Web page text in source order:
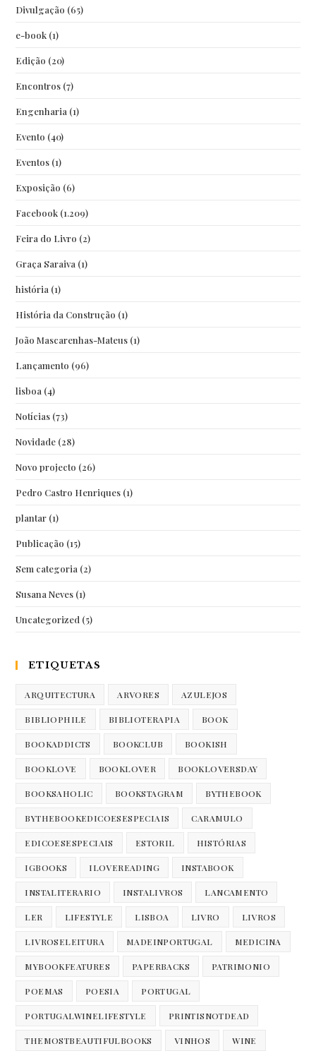
Divulgação (65)
e-book (1)
Edição (20)
Encontros (7)
Engenharia (1)
Evento (40)
Eventos (1)
Exposição (6)
Facebook (1.209)
Feira do Livro (2)
Graça Saraiva (1)
história (1)
História da Construção (1)
João Mascarenhas-Mateus (1)
Lançamento (96)
lisboa (4)
Notícias (73)
Novidade (28)
Novo projecto (26)
Pedro Castro Henriques (1)
plantar (1)
Publicação (15)
Sem categoria (2)
Susana Neves (1)
Uncategorized (5)
ETIQUETAS
ARQUITECTURA ARVORES AZULEJOS
BIBLIOPHILE BIBLIOTERAPIA BOOK
BOOKADDICTS BOOKCLUB BOOKISH
BOOKLOVE BOOKLOVER BOOKLOVERSDAY
BOOKSAHOLIC BOOKSTAGRAM BYTHEBOOK
BYTHEBOOKEDICOESESPECIAIS CARAMULO
EDICOESESPECIAIS ESTORIL HISTÓRIAS
IGBOOKS ILOVEREADING INSTABOOK
INSTALITERARIO INSTALIVROS LANCAMENTO
LER LIFESTYLE LISBOA LIVRO LIVROS
LIVROSELEITURA MADEINPORTUGAL MEDICINA
MYBOOKFEATURES PAPERBACKS PATRIMONIO
POEMAS POESIA PORTUGAL
PORTUGALWINELIFESTYLE PRINTISNOTDEAD
THEMOSTBEAUTIFULBOOKS VINHOS WINE